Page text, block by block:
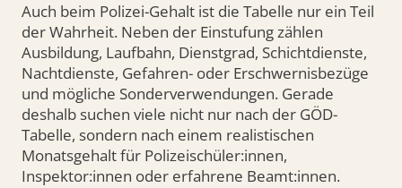
Auch beim Polizei-Gehalt ist die Tabelle nur ein Teil
der Wahrheit. Neben der Einstufung zählen
Ausbildung, Laufbahn, Dienstgrad, Schichtdienste,
Nachtdienste, Gefahren- oder Erschwernisbezüge
und mögliche Sonderverwendungen. Gerade
deshalb suchen viele nicht nur nach der GÖD-
Tabelle, sondern nach einem realistischen
Monatsgehalt für Polizeischüler:innen,
Inspektor:innen oder erfahrene Beamt:innen.